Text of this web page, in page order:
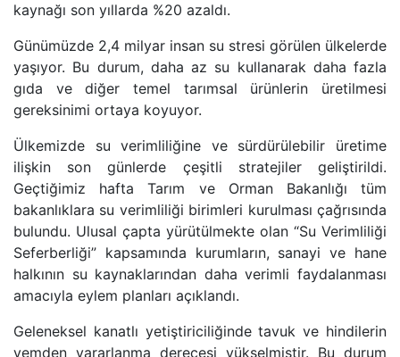
kaynağı son yıllarda %20 azaldı.
Günümüzde 2,4 milyar insan su stresi görülen ülkelerde
yaşıyor. Bu durum, daha az su kullanarak daha fazla
gıda ve diğer temel tarımsal ürünlerin üretilmesi
gereksinimi ortaya koyuyor.
Ülkemizde su verimliliğine ve sürdürülebilir üretime
ilişkin son günlerde çeşitli stratejiler geliştirildi.
Geçtiğimiz hafta Tarım ve Orman Bakanlığı tüm
bakanlıklara su verimliliği birimleri kurulması çağrısında
bulundu. Ulusal çapta yürütülmekte olan “Su Verimliliği
Seferberliği” kapsamında kurumların, sanayi ve hane
halkının su kaynaklarından daha verimli faydalanması
amacıyla eylem planları açıklandı.
Geleneksel kanatlı yetiştiriciliğinde tavuk ve hindilerin
yemden yararlanma derecesi yükselmiştir. Bu durum